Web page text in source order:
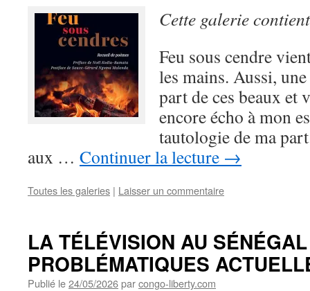
Cette galerie
Feu sous cendre
les mains. Aussi,
part de ces beaux et
encore écho à mon
tautologie de ma
aux … Continuer la lecture →
Toutes les galeries | Laisser un commentaire
LA TÉLÉVISION AU
PROBLÉMATIQUES
Publié le24/05/2026parcongo-liberty.com